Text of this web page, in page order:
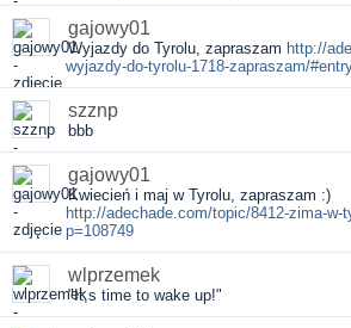
gajowy01
Wyjazdy do Tyrolu, zapraszam http://
wyjazdy-do-tyrolu-1718-zapraszam/
szznp
bbb
gajowy01
Kwiecień i maj w Tyrolu, zapraszam :)
http://adechade.com/topic/8412-zima-w-
p=108749
wlprzemek
"It,s time to wake up!"